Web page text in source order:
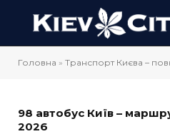
Головна » Транспорт Києва – повний
98 автобус Київ –
2026